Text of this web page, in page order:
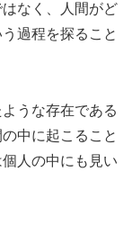
なく、人間がど
過程を探ること
うな存在である
中に起こること
人の中にも見い